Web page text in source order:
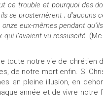
ce trouble et pourquoi des
se prosternèrent ; d’aucuns
eux-mêmes pendant
l’avaient vu ressuscité.
toute notre vie de chrétien
de notre mort enfin. Si
en pleine illusion, en
année et de vivre notre